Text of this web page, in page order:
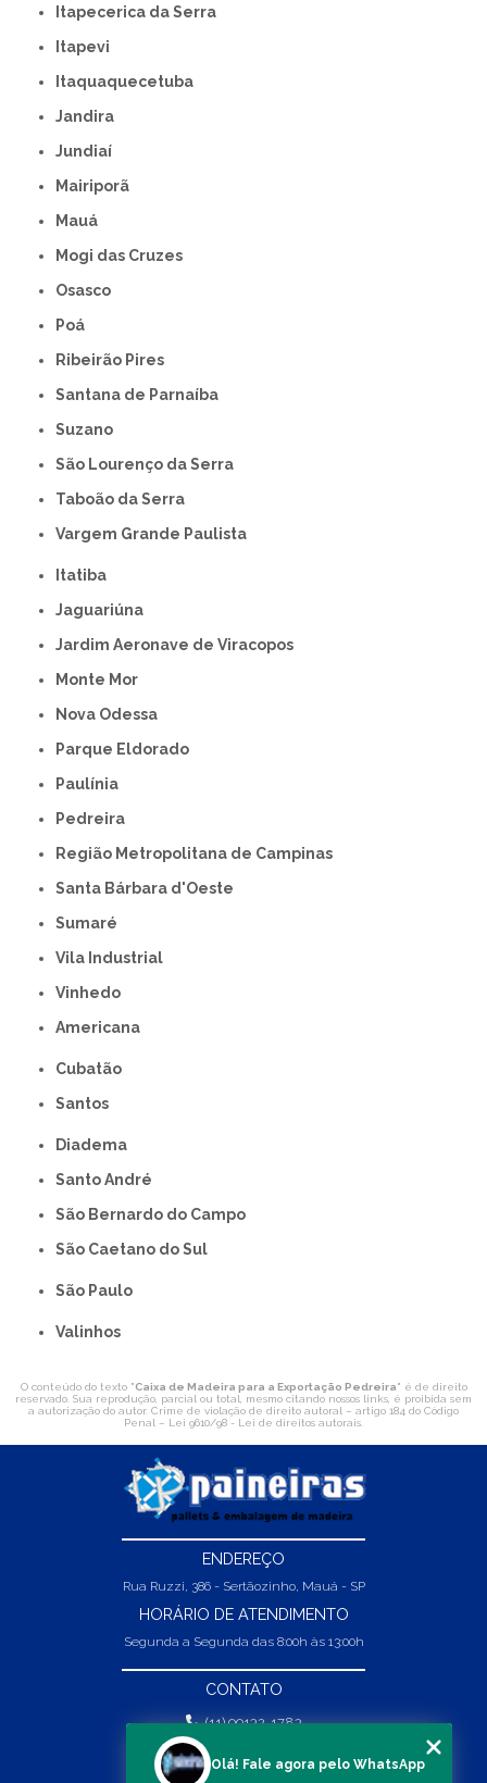
Itapecerica da Serra
Itapevi
Itaquaquecetuba
Jandira
Jundiaí
Mairiporã
Mauá
Mogi das Cruzes
Osasco
Poá
Ribeirão Pires
Santana de Parnaíba
Suzano
São Lourenço da Serra
Taboão da Serra
Vargem Grande Paulista
Itatiba
Jaguariúna
Jardim Aeronave de Viracopos
Monte Mor
Nova Odessa
Parque Eldorado
Paulínia
Pedreira
Região Metropolitana de Campinas
Santa Bárbara d'Oeste
Sumaré
Vila Industrial
Vinhedo
americana
Cubatão
Santos
Diadema
Santo André
São Bernardo do Campo
São Caetano do Sul
São Paulo
Valinhos
O conteúdo do texto "Caixa de Madeira para a Exportação Pedreira" é de direito
reservado. Sua reprodução, parcial ou total, mesmo citando nossos links, é proibida sem
a autorização do autor. Crime de violação de direito autoral – artigo 184 do Código
Penal – Lei 9610/98 - Lei de direitos autorais
ENDEREÇO
Rua Ruzzi, 386 - Sertãozinho, Mauá - SP
HORÁRIO DE ATENDIMENTO
Segunda a Segunda das 8:00h às 13:00h
CONTATO
(11) 99132-1783
(11) 99132-1783
vendas@abpaineiras.com.br
Olá! Fale agora pelo WhatsApp